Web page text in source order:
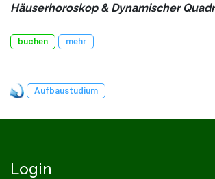
Häuserhoroskop & Dynamischer
buchen mehr
Aufbaustudium
Login